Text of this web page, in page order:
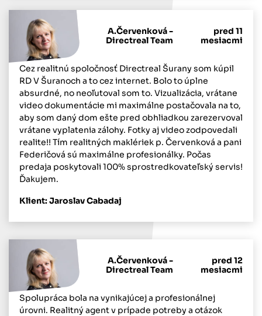
A.Červenková -
Directreal Team
pred 11
mesiacmi
Cez realitnú spoločnosť Directreal Šurany som kúpil
RD V Šuranoch a to cez internet. Bolo to úplne
absurdné, no neoľutoval som to. Vizualizácia, vrátane
video dokumentácie mi maximálne postačovala na to,
aby som daný dom ešte pred obhliadkou zarezervoval
vrátane vyplatenia zálohy. Fotky aj video zodpovedali
realite!! Tím realitných maklériek p. Červenková a pani
Federičová sú maximálne profesionálky. Počas
predaja poskytovali 100% sprostredkovateľský servis!
Ďakujem.
Klient: Jaroslav Cabadaj
A.Červenková -
Directreal Team
pred 12
mesiacmi
Spolupráca bola na vynikajúcej a profesionálnej
úrovni. Realitný agent v prípade potreby a otázok